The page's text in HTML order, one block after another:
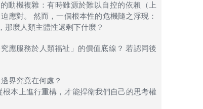
動機複雜：有時雖源於難以自控的依賴（上
應對。 然而，一個根本性的危機隨之浮現：
麼人類主體性還剩下什麼？
應服務於人類福祉」的價值底線？ 若認同後
界究竟在何處？
本上進行重構，才能捍衛我們自己的思考權